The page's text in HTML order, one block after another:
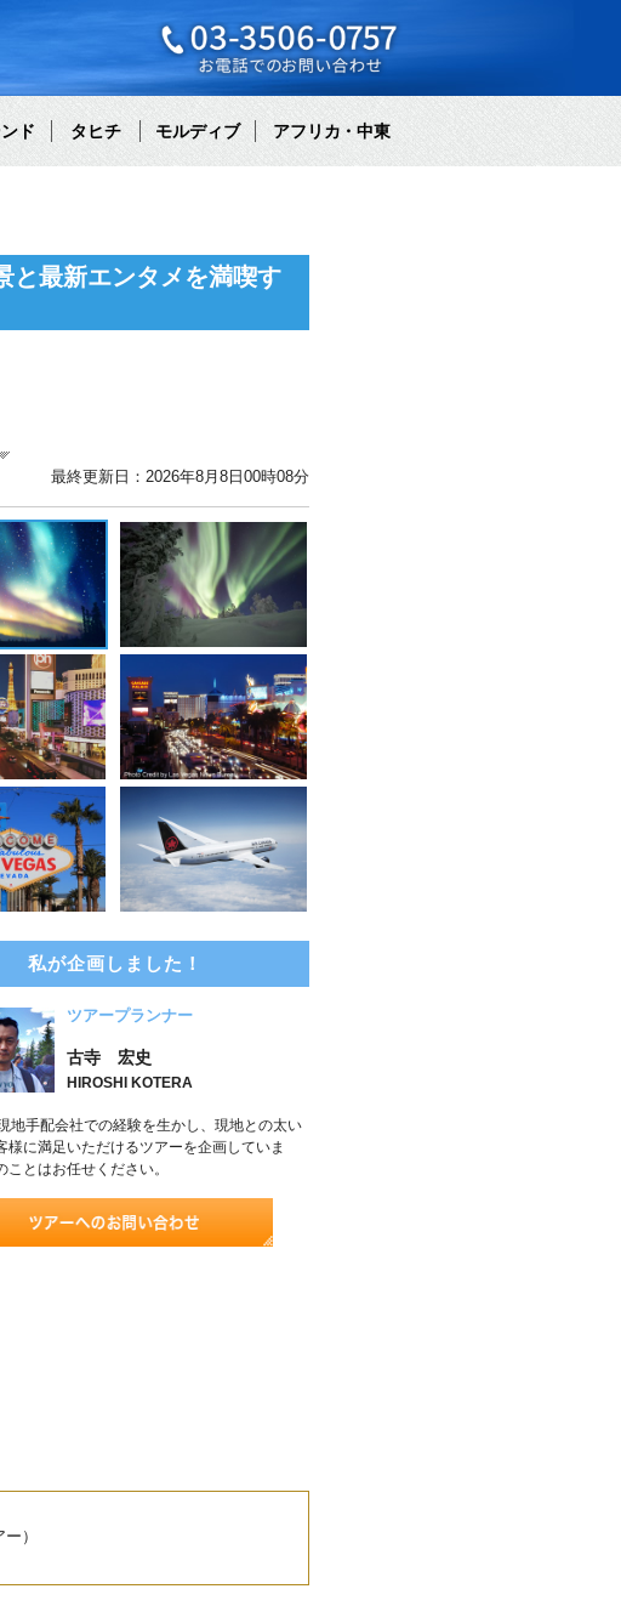
ド タヒチ モルディブ アフリカ・中東
と最新エンタメを満喫す
最終更新日：2026年8月8日00時08分
私が企画しました！
ツアープランナー
古寺 宏史
HIROSHI KOTERA
地手配会社での経験を生かし、現地との太い
様に満足いただけるツアーを企画していま
ことはお任せください。
）